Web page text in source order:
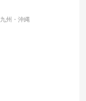
九州・沖縄